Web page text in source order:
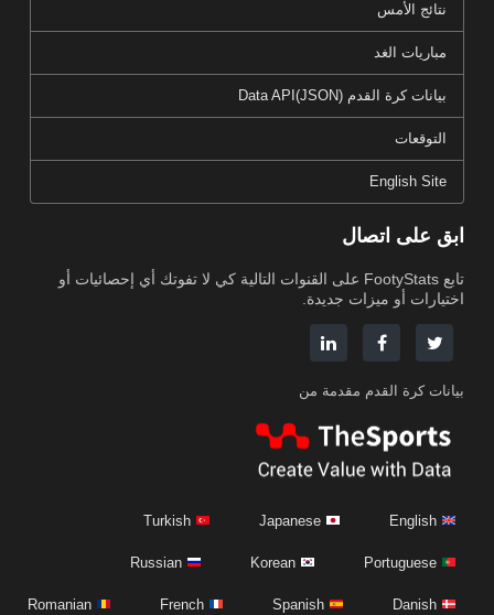
نتائج الأمس
مباريات الغد
بيانات كرة القدم Data API(JSON)
التوقعات
English Site
ابق على اتصال
تابع FootyStats على القنوات التالية كي لا تفوتك أي إحصائيات أو
اختيارات أو ميزات جديدة.
بيانات كرة القدم مقدمة من
English
Japanese
Turkish
Portuguese
Korean
Russian
Danish
Spanish
French
Romanian